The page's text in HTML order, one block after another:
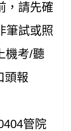
，請先確
筆試或照
機考/聽
頭報
管院